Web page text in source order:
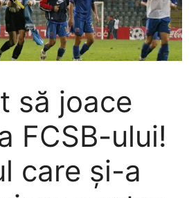
să joace
FCSB-ului!
care și-a